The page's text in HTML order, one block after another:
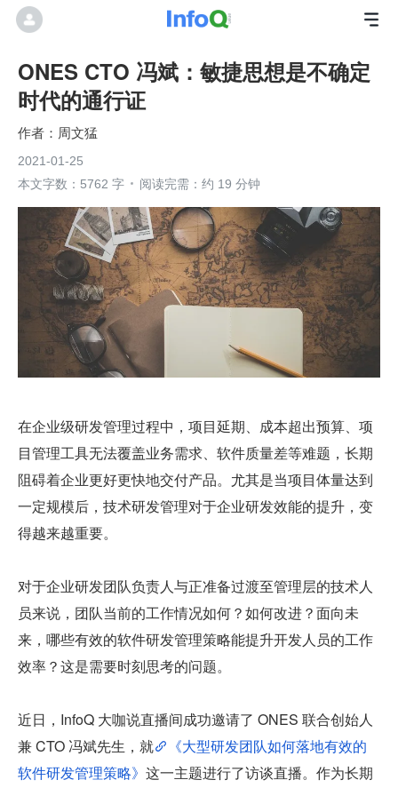
ONES CTO 冯斌：敏捷思想是不确定
时代的通行证
周文猛
2021-01-25
本文字数：5762 字
阅读完需：约 19 分钟
在企业级研发管理过程中，项目延期、成本超出预算、项
目管理工具无法覆盖业务需求、软件质量差等难题，长期
阻碍着企业更好更快地交付产品。尤其是当项目体量达到
一定规模后，技术研发管理对于企业研发效能的提升，变
得越来越重要。
对于企业研发团队负责人与正准备过渡至管理层的技术人
员来说，团队当前的工作情况如何？如何改进？面向未
来，哪些有效的软件研发管理策略能提升开发人员的工作
效率？这是需要时刻思考的问题。
近日，InfoQ 大咖说直播间成功邀请了 ONES 联合创始人
兼 CTO 冯斌先生，就
《大型研发团队如何落地有效的
软件研发管理策略》 这一主题进行了访谈直播。作为长期